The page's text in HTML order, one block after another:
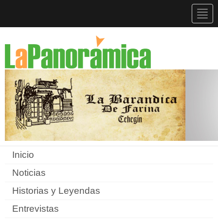
Inicio
Noticias
Historias y Leyendas
Entrevistas